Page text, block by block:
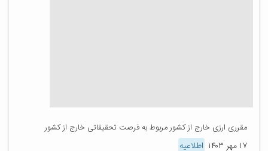
مقرری ارزی خارج از کشور مربوط به فرصت تحقیقاتی خارج از کشور
۱۷ مهر ۱۴۰۳ اطلاعیه